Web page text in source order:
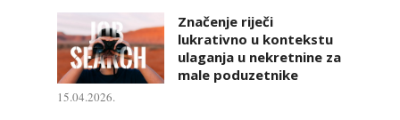
Značenje riječi
lukrativno u kontekstu
ulaganja u nekretnine za
male poduzetnike
15.04.2026.